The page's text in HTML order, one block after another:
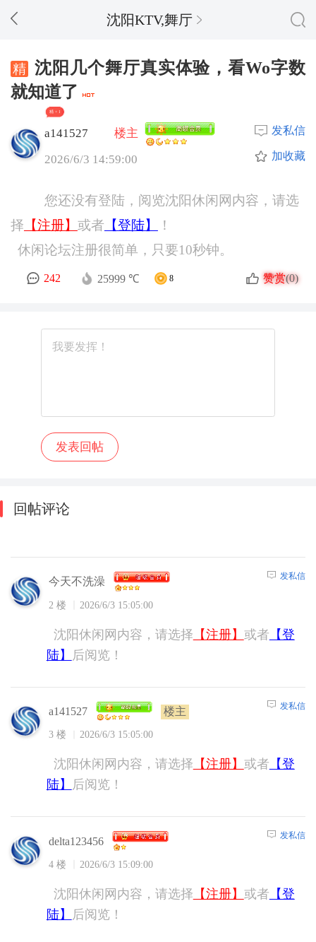
沈阳KTV,舞厅
沈阳几个舞厅真实体验，看Wo字数
就知道了
精 + 1
a141527
楼主
2026/6/3 14:59:00
发私信
加收藏
您还没有登陆，阅览沈阳休闲网内容，请选
择 【注册】 或者 【登陆】
！
休闲论坛注册很简单，只要10秒钟。
242 25999 ℃ 8 赞赏(0)
回帖评论
今天不洗澡
2 楼 2026/6/3 15:05:00
发私信
沈阳休闲网内容，请选择 【注册】 或者 【登
陆】
后阅览！
a141527 楼主
3 楼 2026/6/3 15:05:00
发私信
沈阳休闲网内容，请选择 【注册】 或者 【登
陆】
后阅览！
delta123456
4 楼 2026/6/3 15:09:00
发私信
沈阳休闲网内容，请选择 【注册】 或者 【登
陆】
后阅览！